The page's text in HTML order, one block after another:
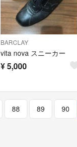
BARCLAY
vita nova スニーカー
¥5,000
88 89 90